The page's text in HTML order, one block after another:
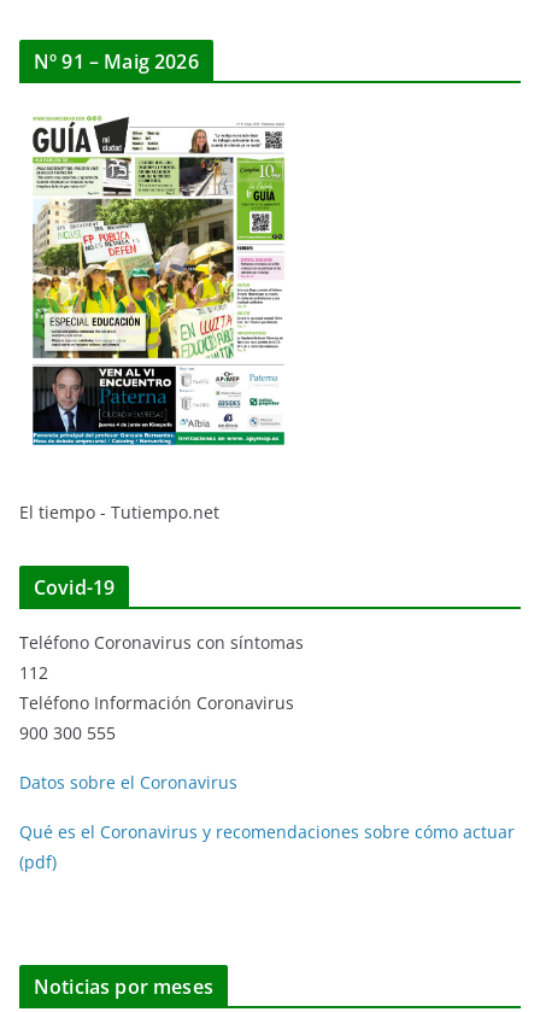
Nº 91 – Maig 2026
El tiempo - Tutiempo.net
Covid-19
Teléfono Coronavirus con síntomas
112
Teléfono Información Coronavirus
900 300 555
Datos sobre el Coronavirus
Qué es el Coronavirus y recomendaciones sobre cómo actuar
(pdf)
Noticias por meses